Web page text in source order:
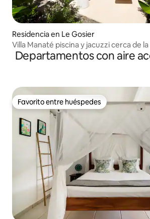
Residencia en Le Gosier
Villa Manaté piscina y jacuzzi cerca de
Departamentos con aire
Favorito entre huéspedes
Favorito entre huéspedes